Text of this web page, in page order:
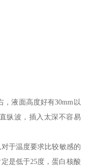
，液面高度好有30mm以
纵波，插入太深不容易
于温度要求比较敏感的
是低于25度，蛋白核酸